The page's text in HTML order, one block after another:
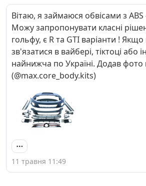
Вітаю, я займаюся обвісами з
Можу запропонувати класні
гольфу, є R та GTI варіанти !
зв'язатися в вайбері, тіктоці або
найнижча по Україні. Додав фото
(@max.core_body.kits)
11 травня 11:49